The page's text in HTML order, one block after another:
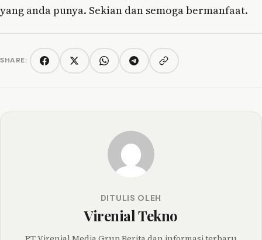
yang anda punya. Sekian dan semoga bermanfaat.
SHARE: FacebookTwitter/XWhatsAppTelegramCopy link
DITULIS OLEH
Virenial Tekno